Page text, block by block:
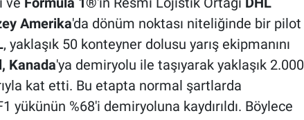
Amerika'da dönüm noktası niteliğinde bir pilot
, yaklaşık 50 konteyner dolusu yarış ekipmanını
Kanada'ya demiryolu ile taşıyarak yaklaşık 2.000
kat etti. Bu etapta normal şartlarda
yükünün %68'i demiryoluna kaydırıldı. Böylece